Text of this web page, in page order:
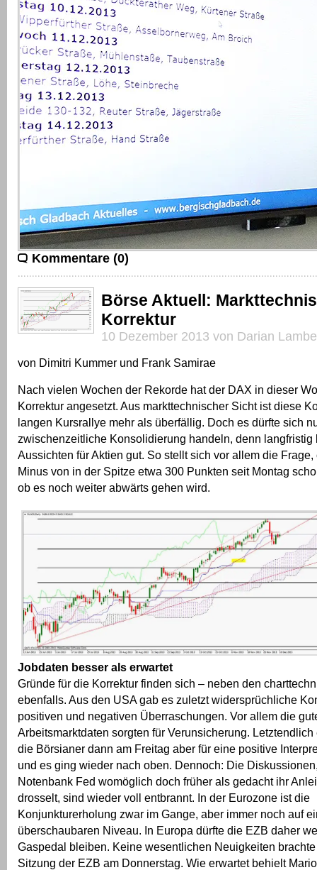
Kommentare (0)
Börse Aktuell:
Korrektur
10 Dezember 2013 von Darian
von Dimitri Kummer und Frank Samirae
Nach vielen Wochen der Rekorde hat der DAX in dieser
Korrektur angesetzt. Aus markttechnischer Sicht ist diese
langen Kursrallye mehr als überfällig. Doch es dürfte sich
zwischenzeitliche Konsolidierung handeln, denn langfristig
Aussichten für Aktien gut. So stellt sich vor allem die Frage,
Minus von in der Spitze etwa 300 Punkten seit Montag
ob es noch weiter abwärts gehen wird.
Jobdaten besser als erwartet
Gründe für die Korrektur finden sich – neben den
ebenfalls. Aus den USA gab es zuletzt widersprüchliche
positiven und negativen Überraschungen. Vor allem die
Arbeitsmarktdaten sorgten für Verunsicherung.
die Börsianer dann am Freitag aber für eine positive
und es ging wieder nach oben. Dennoch: Die
Notenbank Fed womöglich doch früher als gedacht ihr
drosselt, sind wieder voll entbrannt. In der Eurozone ist die
Konjunkturerholung zwar im Gange, aber immer noch auf
überschaubaren Niveau. In Europa dürfte die EZB daher
Gaspedal bleiben. Keine wesentlichen Neuigkeiten
Sitzung der EZB am Donnerstag. Wie erwartet behielt